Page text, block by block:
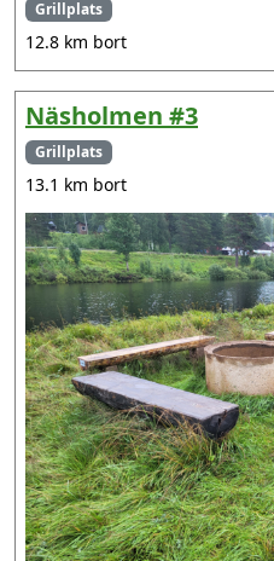
Grillplats
12.8 km bort
Näsholmen #3
Grillplats
13.1 km bort